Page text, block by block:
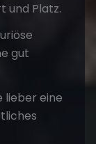
und Platz.
gut
lieber eine